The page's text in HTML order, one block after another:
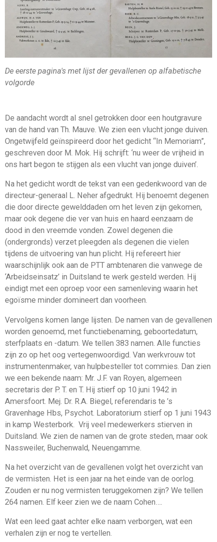
De eerste pagina's met lijst der gevallenen op alfabetische
volgorde
De aandacht wordt al snel getrokken door een houtgravure
van de hand van Th. Mauve. We zien een vlucht jonge duiven.
Ongetwijfeld geïnspireerd door het gedicht “In Memoriam”,
geschreven door M. Mok. Hij schrijft: ‘nu weer de vrijheid in
ons hart begon te stijgen als een vlucht van jonge duiven’.
Na het gedicht wordt de tekst van een gedenkwoord van de
directeur-generaal L. Neher afgedrukt. Hij benoemt degenen
die door directe gewelddaden om het leven zijn gekomen,
maar ook degene die ver van huis en haard eenzaam de
dood in den vreemde vonden. Zowel degenen die
(ondergronds) verzet pleegden als degenen die vielen
tijdens de uitvoering van hun plicht. Hij refereert hier
waarschijnlijk ook aan de PTT ambtenaren die vanwege de
‘Arbeidseinsatz’ in Duitsland te werk gesteld werden. Hij
eindigt met een oproep voor een samenleving waarin het
egoïsme minder domineert dan voorheen.
Vervolgens komen lange lijsten. De namen van de gevallenen
worden genoemd, met functiebenaming, geboortedatum,
sterfplaats en -datum. We tellen 383 namen. Alle functies
zijn zo op het oog vertegenwoordigd. Van werkvrouw tot
instrumentenmaker, van hulpbesteller tot commies. Dan zien
we een bekende naam: Mr. J.F. van Royen, algemeen
secretaris der P. T. en T. Hij stierf op 10 juni 1942 in
Amersfoort. Mej. Dr. R.A. Biegel, referendaris te ’s
Gravenhage Hbs, Psychot. Laboratorium stierf op 1 juni 1943
in kamp Westerbork. Vrij veel medewerkers stierven in
Duitsland. We zien de namen van de grote steden, maar ook
Nassweiler, Buchenwald, Neuengamme.
Na het overzicht van de gevallenen volgt het overzicht van
de vermisten. Het is een jaar na het einde van de oorlog.
Zouden er nu nog vermisten teruggekomen zijn? We tellen
264 namen. Elf keer zien we de naam Cohen….
Wat een leed gaat achter elke naam verborgen, wat een
verhalen zijn er nog te vertellen.